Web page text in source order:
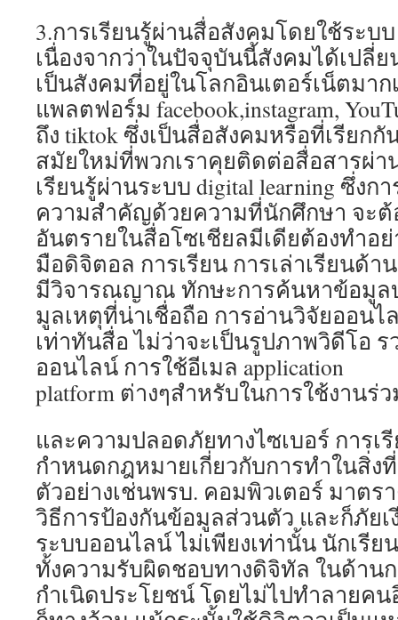
3.การเรียนรู้ผ่านสื่อสังคมโดยใช้ระบบ
เนื่องจากว่าในปัจจุบันนี้สังคมได้เปลี่
เป็นสังคมที่อยู่ในโลกอินเตอร์เน็ตมา
แพลตฟอร์ม facebook,instagram,
ถึง tiktok ซึ่งเป็นสื่อสังคมหรือที่เรียกกั
สมัยใหม่ที่พวกเราคุยติดต่อสื่อสารผ่า
เรียนรู้ผ่านระบบ digital learning ซึ่งก
ความสำคัญด้วยความที่นักศึกษา จะต้
อันตรายในสื่อโซเชียลมีเดียต้องทำอย่
มือดิจิตอล การเรียน การเล่าเรียนด้
มีวิจารณญาณ ทักษะการค้นหาข้อมูล
มูลเหตุที่น่าเชื่อถือ การอ่านวิจัยออน
เท่าทันสื่อ ไม่ว่าจะเป็นรูปภาพวิดีโอ
ออนไลน์ การใช้อีเมล application
platform ต่างๆสำหรับในการใช้งานร่
และความปลอดภัยทางไซเบอร์ การเ
กำหนดกฎหมายเกี่ยวกับการทำในสิ่ง
ตัวอย่างเช่นพรบ. คอมพิวเตอร์ มาตร
วิธีการป้องกันข้อมูลส่วนตัว และก็ภัยเ
ระบบออนไลน์ ไม่เพียงเท่านั้น นักเรี
ทั้งความรับผิดชอบทางดิจิทัล ในด้านก
กำเนิดประโยชน์ โดยไม่ไปทำลายคน